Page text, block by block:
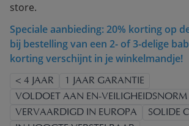
store.
Speciale aanbieding: 20% korting op
bij bestelling van een 2- of 3-delige
korting verschijnt in je winkelmandje!
< 4 JAAR
1 JAAR GARANTIE
VOLDOET AAN EN-VEILIGHEIDSNORM
VERVAARDIGD IN EUROPA
SOLIDE